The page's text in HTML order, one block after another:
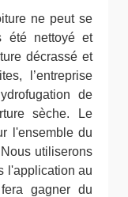
ne peut se
été nettoyé et
décrassé et
l’entreprise
de
sèche. Le
l'ensemble du
utiliserons
l'application au
gagner du